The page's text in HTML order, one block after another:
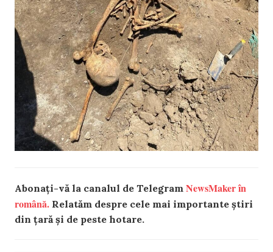
Abonați-vă la canalul de Telegram NewsMaker în
română. Relatăm despre cele mai importante știri
din țară și de peste hotare.